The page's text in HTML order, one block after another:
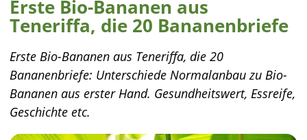
Erste Bio-Bananen aus
Teneriffa, die 20 Bananenbriefe
Erste Bio-Bananen aus Teneriffa, die 20
Bananenbriefe: Unterschiede Normalanbau zu Bio-
Bananen aus erster Hand. Gesundheitswert, Essreife,
Geschichte etc.